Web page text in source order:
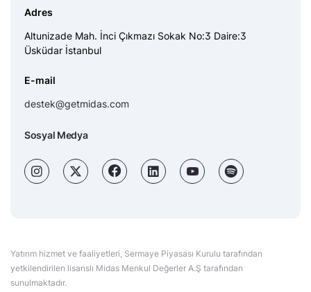
Adres
Altunizade Mah. İnci Çıkmazı Sokak No:3 Daire:3
Üsküdar İstanbul
E-mail
destek@getmidas.com
Sosyal Medya
Yatırım hizmet ve faaliyetleri, Sermaye Piyasası Kurulu tarafından
yetkilendirilen lisanslı Midas Menkul Değerler A.Ş tarafından
sunulmaktadır.